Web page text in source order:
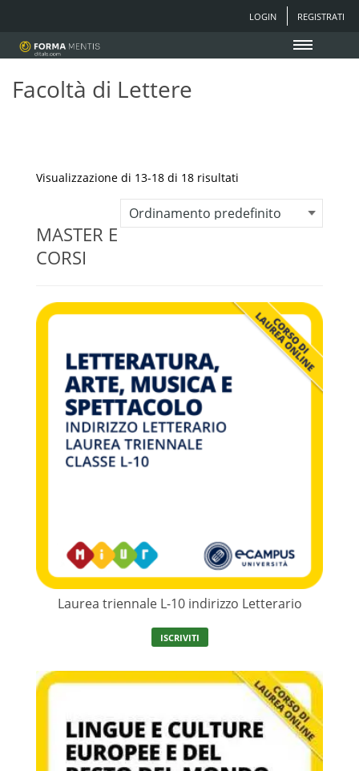
LOGIN REGISTRATI
Facoltà di Lettere
Visualizzazione di 13-18 di 18 risultati
MASTER E
CORSI
Laurea triennale L-10 indirizzo Letterario
ISCRIVITI